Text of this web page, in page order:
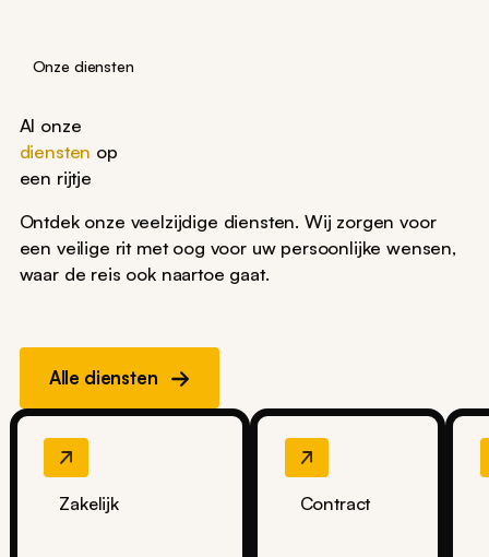
Onze diensten
Al onze
diensten op
een rijtje
Ontdek onze veelzijdige diensten. Wij zorgen voor
een veilige rit met oog voor uw persoonlijke wensen,
waar de reis ook naartoe gaat.
Alle diensten
Zakelijk Contract